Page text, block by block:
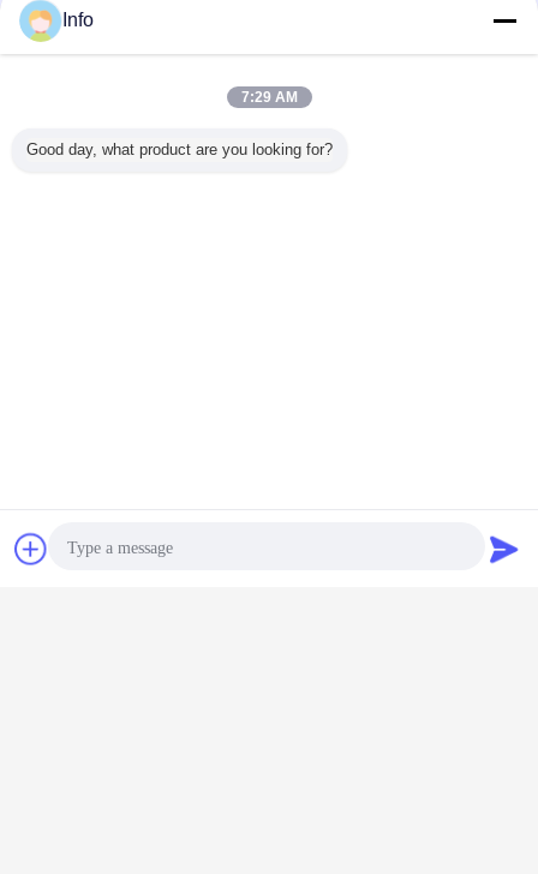
spoorweg, bouw, wegbouw, kleine-middelgrote
mijnen, enzovoort.
Chat
Info
7:29 AM
Good day, what product are you looking for?